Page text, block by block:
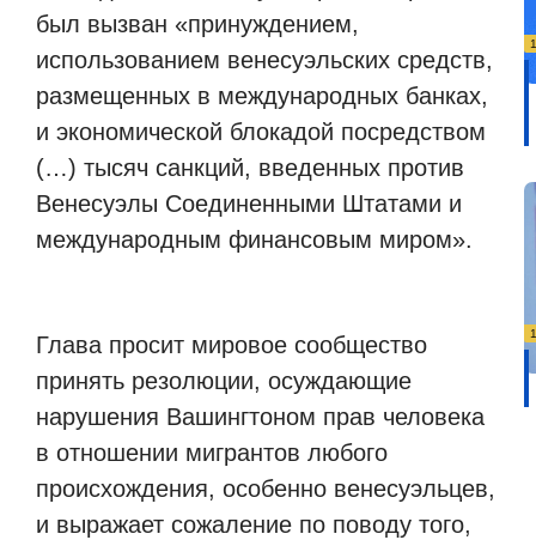
был вызван «принуждением,
использованием венесуэльских средств,
размещенных в международных банках,
и экономической блокадой посредством
(…) тысяч санкций, введенных против
Венесуэлы Соединенными Штатами и
международным финансовым миром».
Глава просит мировое сообщество
принять резолюции, осуждающие
нарушения Вашингтоном прав человека
в отношении мигрантов любого
происхождения, особенно венесуэльцев,
и выражает сожаление по поводу того,